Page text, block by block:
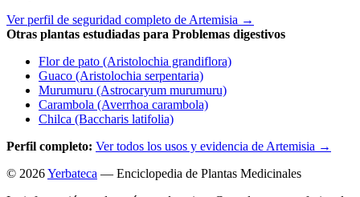
Ver perfil de seguridad completo de Artemisia →
Otras plantas estudiadas para Problemas digestivos
Flor de pato (Aristolochia grandiflora)
Guaco (Aristolochia serpentaria)
Murumuru (Astrocaryum murumuru)
Carambola (Averrhoa carambola)
Chilca (Baccharis latifolia)
Perfil completo: Ver todos los usos y evidencia de Artemisia →
© 2026Yerbateca — Enciclopedia de Plantas Medicinales